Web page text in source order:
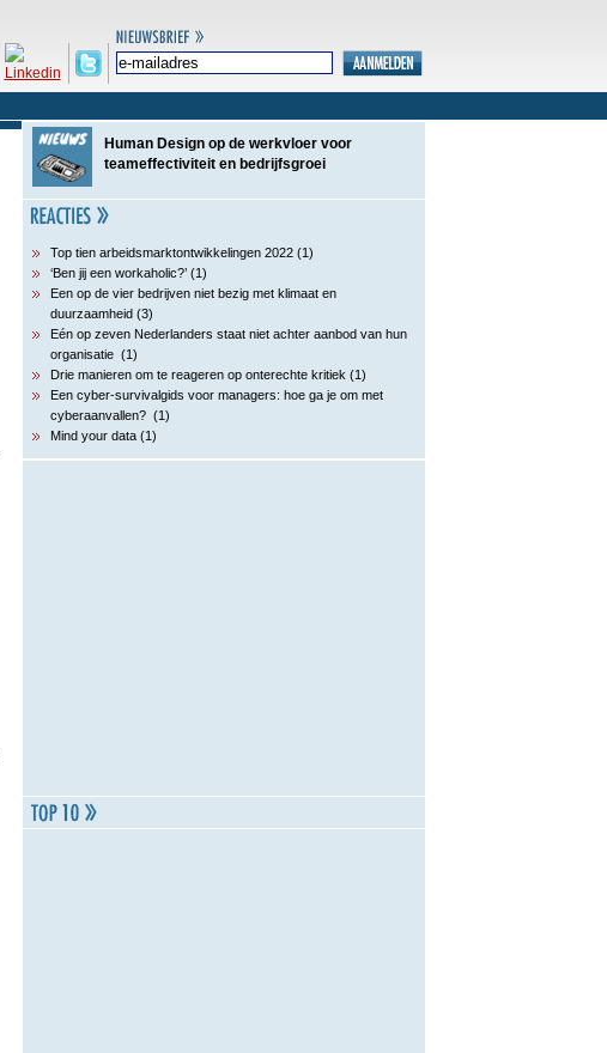
Human Design op de werkvloer voor
teameffectiviteit en bedrijfsgroei
Top tien arbeidsmarktontwikkelingen 2022 (1)
‘Ben jij een workaholic?’ (1)
Een op de vier bedrijven niet bezig met klimaat en
duurzaamheid (3)
Eén op zeven Nederlanders staat niet achter aanbod van hun
organisatie (1)
Drie manieren om te reageren op onterechte kritiek (1)
Een cyber-survivalgids voor managers: hoe ga je om met
cyberaanvallen? (1)
Mind your data (1)